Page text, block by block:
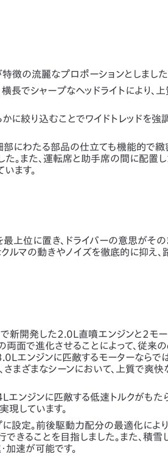
徴の流麗なプロポーションとしました
長でシャープなヘッドライトにより、上
に絞り込むことでワイドトレッドを強
部にわたる部品の仕立ても機能的で緻
た。また、運転席と助手席の間に配置
ます。
上位に置き、ドライバーの意思がその
ルマの動きやノイズを徹底的に抑え、
で新開発した2.0L直噴エンジンと2モ
両面で進化させることによって、従来
エンジンに匹敵するモーターならで
さまざまなシーンにおいて、上質で爽快
エンジンに匹敵する低速トルクがもた
現しています。
に設定。前後駆動力配分の最適化によ
きることを目指しました。また、積雪
加速が可能です。